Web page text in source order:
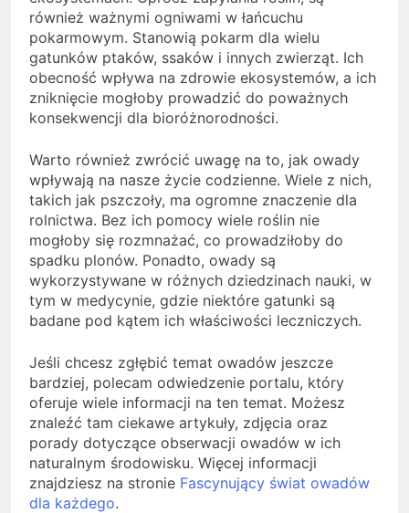
również ważnymi ogniwami w łańcuchu
pokarmowym. Stanowią pokarm dla wielu
gatunków ptaków, ssaków i innych zwierząt. Ich
obecność wpływa na zdrowie ekosystemów, a ich
zniknięcie mogłoby prowadzić do poważnych
konsekwencji dla bioróżnorodności.
Warto również zwrócić uwagę na to, jak owady
wpływają na nasze życie codzienne. Wiele z nich,
takich jak pszczoły, ma ogromne znaczenie dla
rolnictwa. Bez ich pomocy wiele roślin nie
mogłoby się rozmnażać, co prowadziłoby do
spadku plonów. Ponadto, owady są
wykorzystywane w różnych dziedzinach nauki, w
tym w medycynie, gdzie niektóre gatunki są
badane pod kątem ich właściwości leczniczych.
Jeśli chcesz zgłębić temat owadów jeszcze
bardziej, polecam odwiedzenie portalu, który
oferuje wiele informacji na ten temat. Możesz
znaleźć tam ciekawe artykuły, zdjęcia oraz
porady dotyczące obserwacji owadów w ich
naturalnym środowisku. Więcej informacji
znajdziesz na stronie Fascynujący świat owadów
dla każdego.